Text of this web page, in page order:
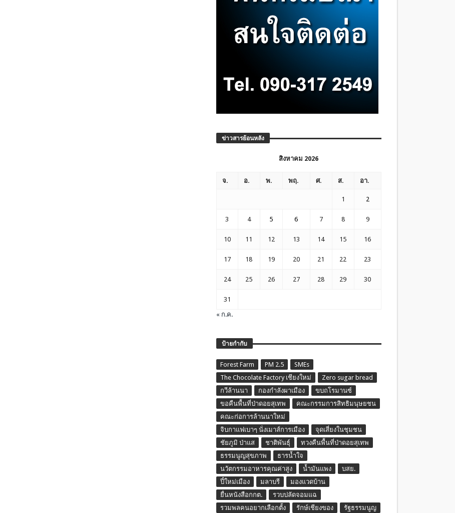
ข่าวสารย้อนหลัง
สิงหาคม 2026
จ. อ. พ. พฤ. ศ. ส. อา.
1 2
3 4 5 6 7 8 9
10 11 12 13 14 15 16
17 18 19 20 21 22 23
24 25 26 27 28 29 30
31
« ก.ค.
ป้ายกำกับ
Forest Farm PM 2.5
SMEs
The Chocolate Factory เชียงใหม่
Zero sugar bread
กวีล้านนา
กองกำลังผาเมือง
ขบถโรมานซ์
ขอคืนพื้นที่ป่าดอยสุเทพ
คณะกรรมการสิทธิมนุษยชน
คณะก่อการล้านนาใหม่
จิบกาแฟเบาๆ นั่งเมาส์การเมือง
จุดเสี่ยงในชุมชน
ชัยภูมิ ป่าแส
ชาติพันธุ์
ทวงคืนพื้นที่ป่าดอยสุเทพ
ธรรมนูญสุขภาพ
ธารน้ำใจ
นวัตกรรมอาหารคุณค่าสูง
น้ำมันแพง
บสย.
ปี๋ใหม่เมือง
มลาบรี
มองแวดบ้าน
ยื่นหนังสือกกต.
รวบปลัดจอมแฉ
รวมพลคนอยากเลือกตั้ง
รักษ์เชียงของ รัฐธรรมนูญ